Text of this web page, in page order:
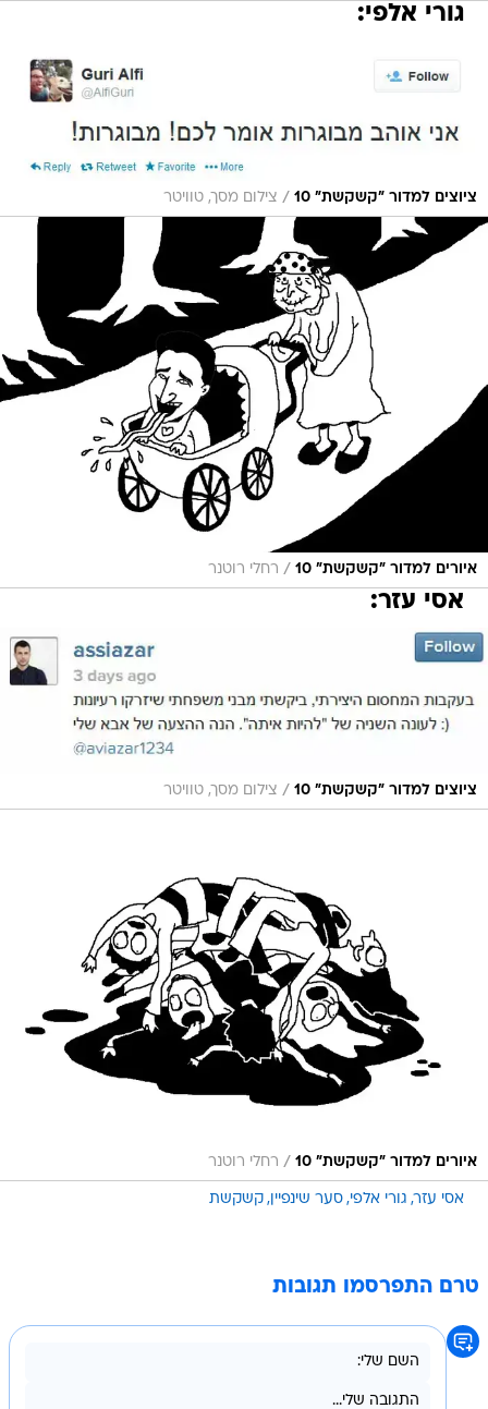
גורי אלפי:
ציוצים למדור "קשקשת" 10 / צילום מסך, טוויטר
איורים למדור "קשקשת" 10 / רחלי רוטנר
אסי עזר:
ציוצים למדור "קשקשת" 10 / צילום מסך, טוויטר
איורים למדור "קשקשת" 10 / רחלי רוטנר
אסי עזר גורי אלפי סער שינפיין קשקשת
טרם התפרסמו תגובות